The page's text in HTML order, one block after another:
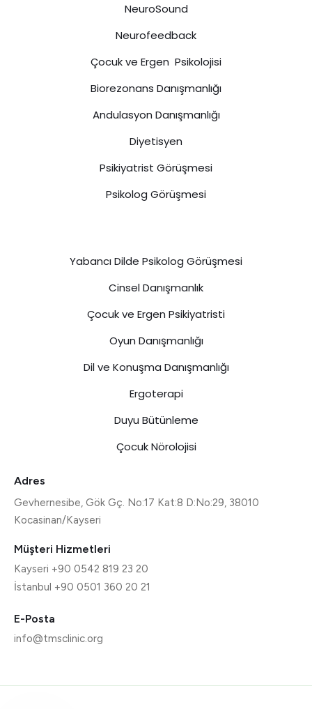
NeuroSound
Neurofeedback
Çocuk ve Ergen Psikolojisi
Biorezonans Danışmanlığı
Andulasyon Danışmanlığı
Diyetisyen
Psikiyatrist Görüşmesi
Psikolog Görüşmesi
Yabancı Dilde Psikolog Görüşmesi
Cinsel Danışmanlık
Çocuk ve Ergen Psikiyatristi
Oyun Danışmanlığı
Dil ve Konuşma Danışmanlığı
Ergoterapi
Duyu Bütünleme
Çocuk Nörolojisi
Adres
Gevhernesibe, Gök Gç. No:17 Kat:8 D:No:29, 38010
Kocasinan/Kayseri
Müşteri Hizmetleri
Kayseri +90 0542 819 23 20
İstanbul +90 0501 360 20 21
E-Posta
info@tmsclinic.org